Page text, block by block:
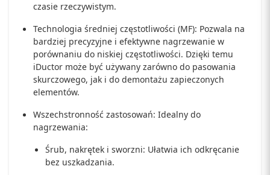
czasie rzeczywistym.
Technologia średniej częstotliwości (MF): Pozwala na
bardziej precyzyjne i efektywne nagrzewanie w
porównaniu do niskiej częstotliwości. Dzięki temu
iDuctor może być używany zarówno do pasowania
skurczowego, jak i do demontażu zapieczonych
elementów.
Wszechstronność zastosowań: Idealny do
nagrzewania:
Śrub, nakrętek i sworzni: Ułatwia ich odkręcanie
bez uszkadzania.